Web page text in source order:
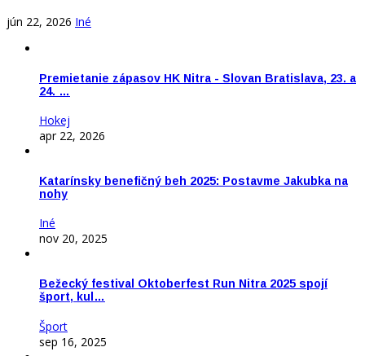
jún 22, 2026 Iné
Premietanie zápasov HK Nitra - Slovan Bratislava, 23. a
24. …
Hokej
apr 22, 2026
Katarínsky benefičný beh 2025: Postavme Jakubka na
nohy
Iné
nov 20, 2025
Bežecký festival Oktoberfest Run Nitra 2025 spojí
šport, kul…
Šport
sep 16, 2025